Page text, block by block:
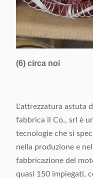
(6) circa noi
L'attrezzatura astuta
fabbrica il Co., srl è
tecnologie che si
nella produzione e
fabbricazione del
quasi 150 impiegati,